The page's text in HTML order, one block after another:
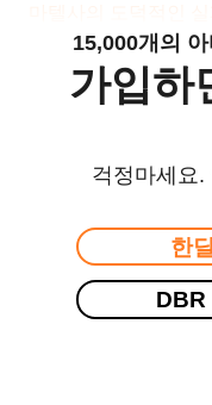
15,000개의
가입하
걱정마세요.
한
DBR